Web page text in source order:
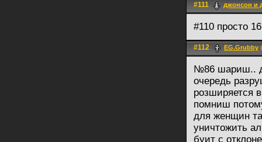
#111 джонсон и
#110 просто
#112 EG.Grubby
№86 шариш..
очередь
розширяется
помниш
для женщин
уничтожить
буит с